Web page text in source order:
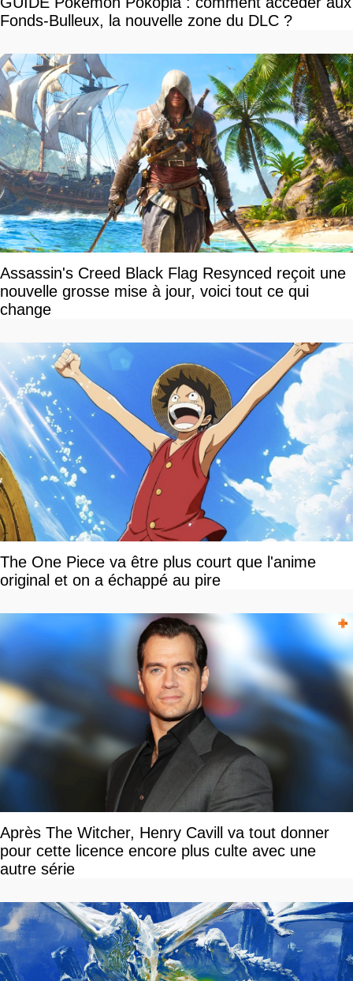
Fonds-Bulleux, la nouvelle zone du DLC ?
Assassin's Creed Black Flag Resynced reçoit une
nouvelle grosse mise à jour, voici tout ce qui
change
The One Piece va être plus court que l'anime
original et on a échappé au pire
Après The Witcher, Henry Cavill va tout donner
pour cette licence encore plus culte avec une
autre série